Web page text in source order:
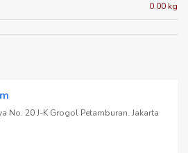
0.00 kg
No. 20 J-K Grogol Petamburan. Jakarta